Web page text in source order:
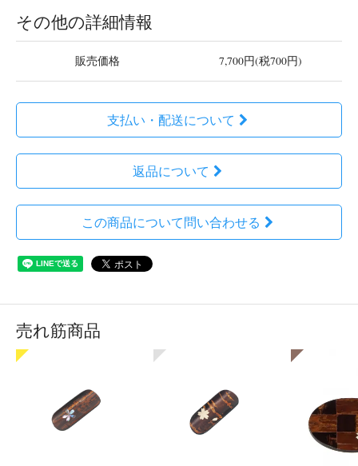
その他の詳細情報
販売価格 7,700円(税700円)
支払い・配送について
返品について
この商品について問い合わせる
売れ筋商品